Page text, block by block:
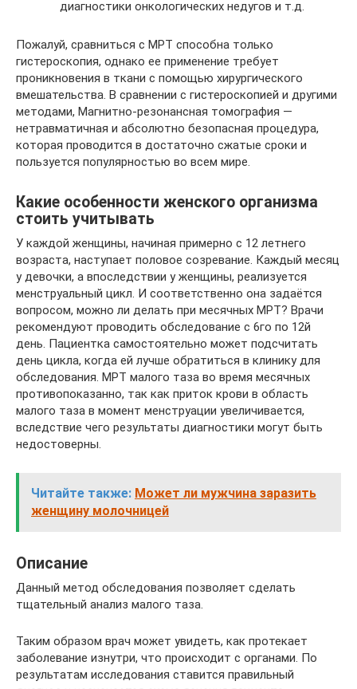
диагностики онкологических недугов и т.д.
Пожалуй, сравниться с МРТ способна только
гистероскопия, однако ее применение требует
проникновения в ткани с помощью хирургического
вмешательства. В сравнении с гистероскопией и другими
методами, Магнитно-резонансная томография —
нетравматичная и абсолютно безопасная процедура,
которая проводится в достаточно сжатые сроки и
пользуется популярностью во всем мире.
Какие особенности женского организма
стоить учитывать
У каждой женщины, начиная примерно с 12 летнего
возраста, наступает половое созревание. Каждый месяц
у девочки, а впоследствии у женщины, реализуется
менструальный цикл. И соответственно она задаётся
вопросом, можно ли делать при месячных МРТ? Врачи
рекомендуют проводить обследование с 6го по 12й
день. Пациентка самостоятельно может подсчитать
день цикла, когда ей лучше обратиться в клинику для
обследования. МРТ малого таза во время месячных
противопоказанно, так как приток крови в область
малого таза в момент менструации увеличивается,
вследствие чего результаты диагностики могут быть
недостоверны.
Читайте также: Может ли мужчина заразить
женщину молочницей
Описание
Данный метод обследования позволяет сделать
тщательный анализ малого таза.
Таким образом врач может увидеть, как протекает
заболевание изнутри, что происходит с органами. По
результатам исследования ставится правильный